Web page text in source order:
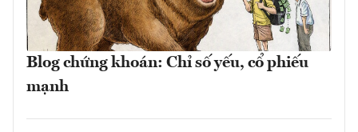
Blog chứng khoán: Chỉ số yếu, cổ phiếu
mạnh